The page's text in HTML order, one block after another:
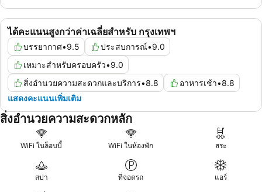
ได้คะแนนสูงกว่าค่าเฉลี่ยสำหรับ กรุงเทพฯ
บรรยากาศ•9.5 ประสบการณ์•9.0
เหมาะสำหรับครอบครัว•9.0
สิ่งอำนวยความสะดวกและบริการ•8.8 อาหารเช้า•8.8
แสดงคะแนนเพิ่มเติม
สิ่งอำนวยความสะดวกหลัก
WiFi ในล็อบบี้ WiFi ในห้องพัก สระ
สปา ที่จอดรถ แอร์